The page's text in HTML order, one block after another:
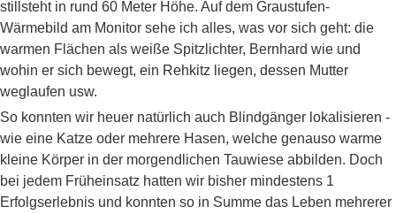
stillsteht in rund 60 Meter Höhe. Auf dem Graustufen-
Wärmebild am Monitor sehe ich alles, was vor sich geht: die
warmen Flächen als weiße Spitzlichter, Bernhard wie und
wohin er sich bewegt, ein Rehkitz liegen, dessen Mutter
weglaufen usw.
So konnten wir heuer natürlich auch Blindgänger lokalisieren -
wie eine Katze oder mehrere Hasen, welche genauso warme
kleine Körper in der morgendlichen Tauwiese abbilden. Doch
bei jedem Früheinsatz hatten wir bisher mindestens 1
Erfolgserlebnis und konnten so in Summe das Leben mehrerer